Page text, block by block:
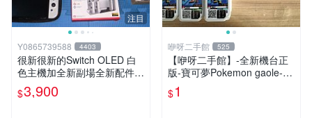
注目
Y0865739588 4403
很新很新的Switch OLED 白
色主機加全新副場全新配件一
堆和一片路易2遊戲片~一元
起標無底價便宜賣囉
$3,900
咿呀二手館 525
【咿呀二手館】-全新機台正
版-寶可夢Pokemon gaole-混
各彈寶可夢卡匣- 二星隨機
款、2星不挑款、隨機出貨
$1